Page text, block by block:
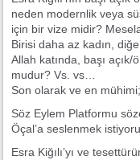
neden modernlik veya
için bir vize midir?
Birisi daha az kadın,
Allah katında, başı açık/
mudur? Vs. vs…
Son olarak ve en mühimi;
Söz Eylem Platformu
Öçal’a seslenmek
Esra Kiğılı’yı ve